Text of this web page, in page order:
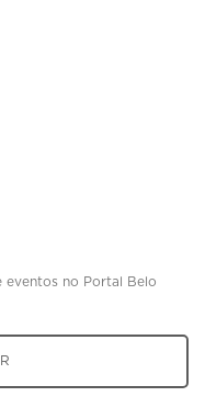
eventos no Portal Belo